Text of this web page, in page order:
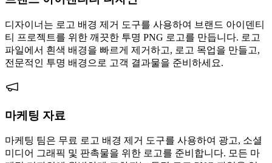
디자이너는 로고 배경 제거 도구를 사용하여 브랜드 아이덴티
티 프로젝트를 위한 깨끗한 투명 PNG 로고를 만듭니다. 로고
파일에서 흰색 배경을 빠르게 제거하고, 로고 목업을 만들고,
전문적인 투명 배경으로 고객 결과물을 준비하세요.
마케팅 자료
마케팅 팀은 무료 로고 배경 제거 도구를 사용하여 광고, 소셜
미디어 그래픽 및 판촉물을 위한 로고를 준비합니다. 모든 마